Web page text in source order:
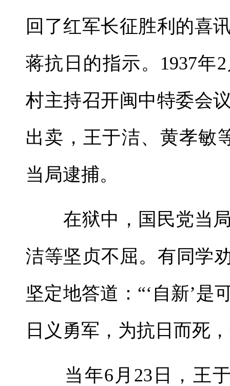
回了红军长征胜利的喜
蒋抗日的指示。1937年
村主持召开闽中特委会
出卖，王于洁、黄孝敏
当局逮捕。
在狱中，国民党当局
洁等坚贞不屈。有同学
坚定地答道：“‘自新’
日义勇军，为抗日而死
当年6月23日，王于